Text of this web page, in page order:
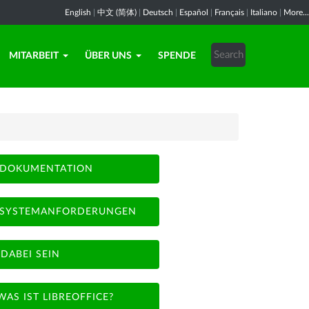
English 中文 (简体) Deutsch Español Français Italiano More...
MITARBEIT ÜBER UNS SPENDE
DOKUMENTATION
SYSTEMANFORDERUNGEN
DABEI SEIN
IST LIBREOFFICE?